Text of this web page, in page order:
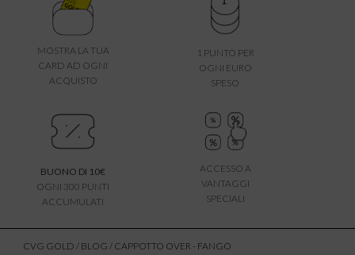
MOSTRA LA TUA
CARD AD OGNI
ACQUISTO
1 PUNTO PER
OGNI EURO
SPESO
BUONO DI 10€
OGNI 300 PUNTI
ACCUMULATI
ACCESSO A
VANTAGGI
SPECIALI
CVG GOLD / BLOG / CAPPOTTO OVER - FANGO